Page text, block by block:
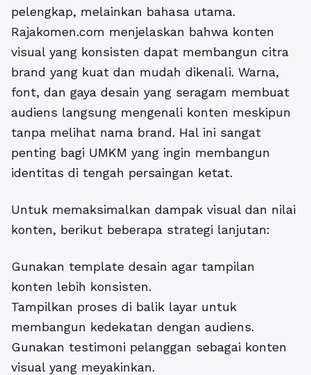
pelengkap, melainkan bahasa utama.
Rajakomen.com menjelaskan bahwa konten
visual yang konsisten dapat membangun citra
brand yang kuat dan mudah dikenali. Warna,
font, dan gaya desain yang seragam membuat
audiens langsung mengenali konten meskipun
tanpa melihat nama brand. Hal ini sangat
penting bagi UMKM yang ingin membangun
identitas di tengah persaingan ketat.
Untuk memaksimalkan dampak visual dan nilai
konten, berikut beberapa strategi lanjutan:
Gunakan template desain agar tampilan
konten lebih konsisten.
Tampilkan proses di balik layar untuk
membangun kedekatan dengan audiens.
Gunakan testimoni pelanggan sebagai konten
visual yang meyakinkan.